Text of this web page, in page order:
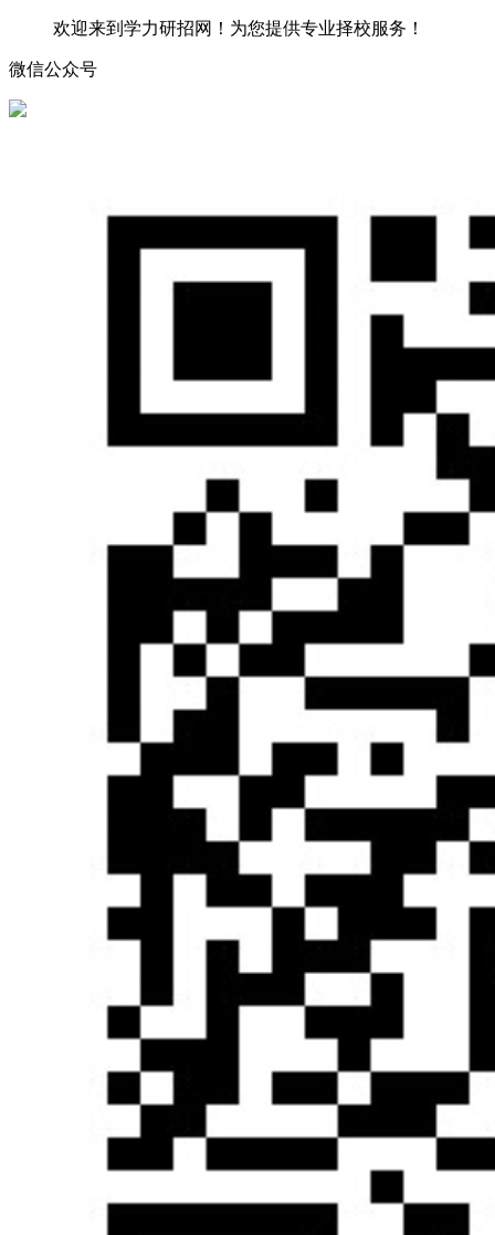
欢迎来到学力研招网！为您提供专业择校服务！
微信公众号